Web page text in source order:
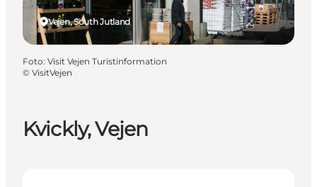
Kvickly, Vejen
Vejen, South Jutland
Foto: Visit Vejen Turistinformation
© VisitVejen